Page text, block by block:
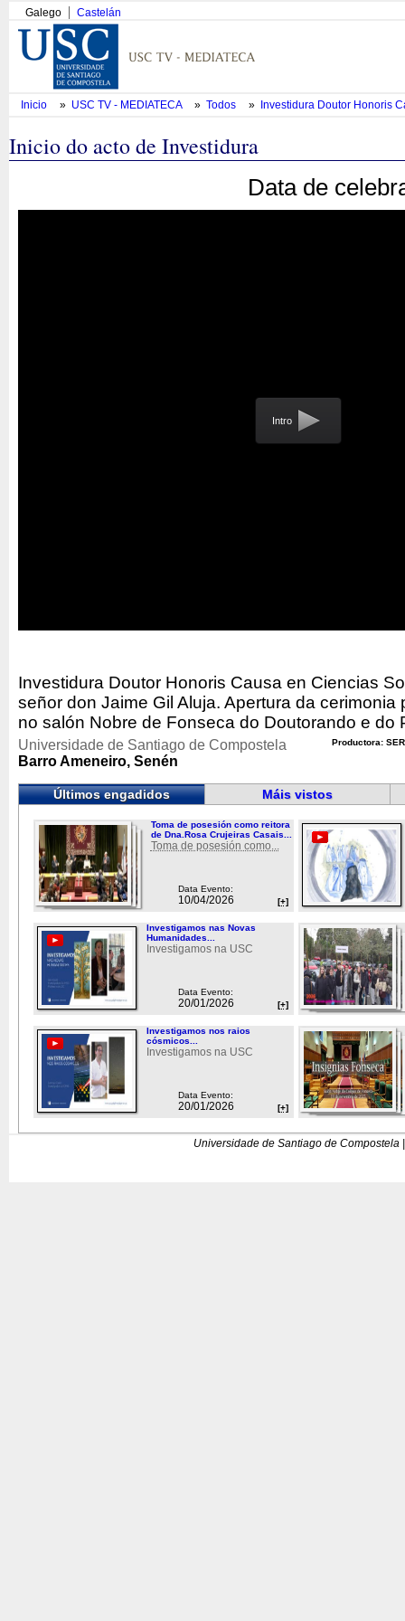
Galego Castelán
Inicio » USC TV - MEDIATECA » Todos » Investidura Doutor Honoris
Inicio do acto de Investidura
Data de
Intro
Investidura Doutor Honoris Causa en Ciencias
señor don Jaime Gil Aluja. Apertura da cerimonia
no salón Nobre de Fonseca do Doutorando e do
Productora:
Universidade de Santiago de Compostela
Barro Ameneiro, Senén
Últimos engadidos Máis vistos
Toma de posesión como reitora
de Dna.Rosa Crujeiras Casais...
Toma de posesión como...
Data Evento:
10/04/2026 [+]
Investigamos nas Novas
Humanidades...
Investigamos na USC
Data Evento:
20/01/2026 [+]
Investigamos nos raios
cósmicos...
Investigamos na USC
Data Evento:
20/01/2026 [+]
Universidade de Santiago de